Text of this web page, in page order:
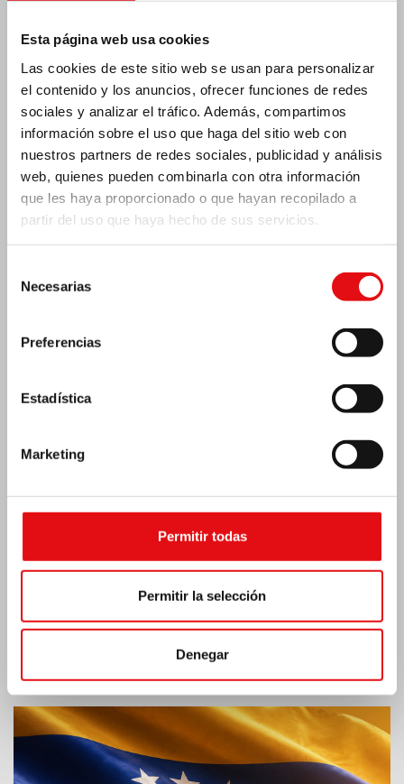
Esta página web usa cookies
Las cookies de este sitio web se usan para personalizar
el contenido y los anuncios, ofrecer funciones de redes
sociales y analizar el tráfico. Además, compartimos
información sobre el uso que haga del sitio web con
nuestros partners de redes sociales, publicidad y análisis
web, quienes pueden combinarla con otra información
que les haya proporcionado o que hayan recopilado a
partir del uso que haya hecho de sus servicios.
Necesarias
Preferencias
Estadística
Marketing
Permitir todas
Permitir la selección
Denegar
Carmeli»
Emergencia por terremoto Venezuela